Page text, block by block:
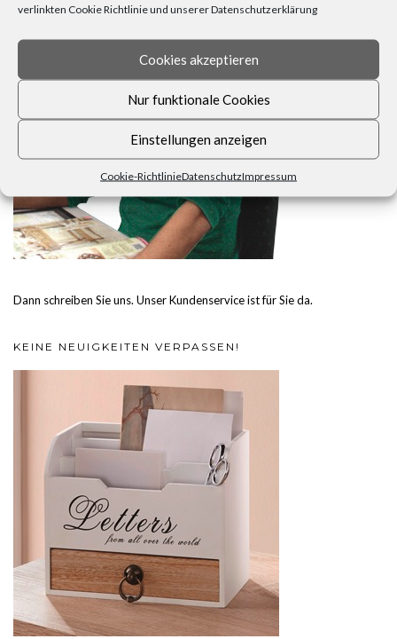
verlinkten Cookie Richtlinie und unserer Datenschutzerklärung
Cookies akzeptieren
Nur funktionale Cookies
Einstellungen anzeigen
Cookie-RichtlinieDatenschutzImpressum
Dann schreiben Sie uns. Unser Kundenservice ist für Sie da.
KEINE NEUIGKEITEN VERPASSEN!